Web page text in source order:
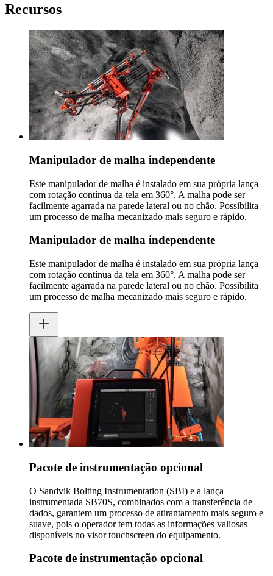
Recursos
Manipulador de malha independente
Este manipulador de malha é instalado em sua própria lança
com rotação contínua da tela em 360°. A malha pode ser
facilmente agarrada na parede lateral ou no chão. Possibilita
um processo de malha mecanizado mais seguro e rápido.
Manipulador de malha independente
Este manipulador de malha é instalado em sua própria lança
com rotação contínua da tela em 360°. A malha pode ser
facilmente agarrada na parede lateral ou no chão. Possibilita
um processo de malha mecanizado mais seguro e rápido.
Pacote de instrumentação opcional
O Sandvik Bolting Instrumentation (SBI) e a lança
instrumentada SB70S, combinados com a transferência de
dados, garantem um processo de atirantamento mais seguro e
suave, pois o operador tem todas as informações valiosas
disponíveis no visor touchscreen do equipamento.
Pacote de instrumentação opcional